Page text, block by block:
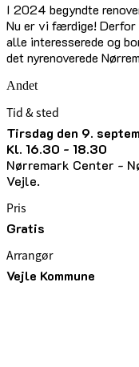
I 2024 begyndte
Nu er vi færdige!
alle interesserede og
det nyrenoverede
Andet
Tid & sted
tirsdag den 9.
kl. 16.30 - 18.30
Nørremark Center -
Vejle.
Pris
Gratis
Arrangør
Vejle Kommune